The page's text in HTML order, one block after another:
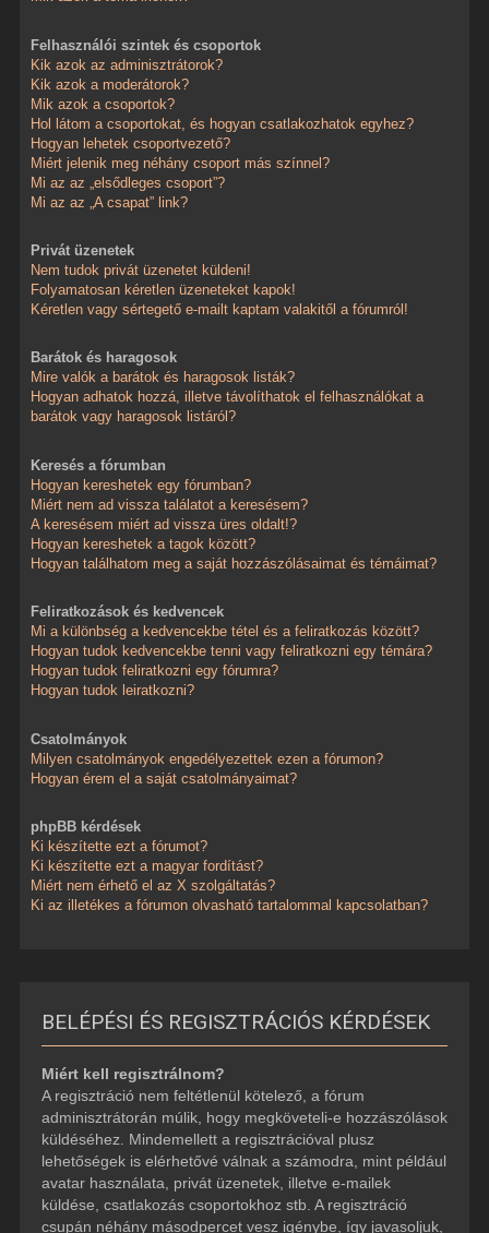
Felhasználói szintek és csoportok
Kik azok az adminisztrátorok?
Kik azok a moderátorok?
Mik azok a csoportok?
Hol látom a csoportokat, és hogyan csatlakozhatok egyhez?
Hogyan lehetek csoportvezető?
Miért jelenik meg néhány csoport más színnel?
Mi az az „elsődleges csoport”?
Mi az az „A csapat” link?
Privát üzenetek
Nem tudok privát üzenetet küldeni!
Folyamatosan kéretlen üzeneteket kapok!
Kéretlen vagy sértegető e-mailt kaptam valakitől a fórumról!
Barátok és haragosok
Mire valók a barátok és haragosok listák?
Hogyan adhatok hozzá, illetve távolíthatok el felhasználókat a
barátok vagy haragosok listáról?
Keresés a fórumban
Hogyan kereshetek egy fórumban?
Miért nem ad vissza találatot a keresésem?
A keresésem miért ad vissza üres oldalt!?
Hogyan kereshetek a tagok között?
Hogyan találhatom meg a saját hozzászólásaimat és témáimat?
Feliratkozások és kedvencek
Mi a különbség a kedvencekbe tétel és a feliratkozás között?
Hogyan tudok kedvencekbe tenni vagy feliratkozni egy témára?
Hogyan tudok feliratkozni egy fórumra?
Hogyan tudok leiratkozni?
Csatolmányok
Milyen csatolmányok engedélyezettek ezen a fórumon?
Hogyan érem el a saját csatolmányaimat?
phpBB kérdések
Ki készítette ezt a fórumot?
Ki készítette ezt a magyar fordítást?
Miért nem érhető el az X szolgáltatás?
Ki az illetékes a fórumon olvasható tartalommal kapcsolatban?
BELÉPÉSI ÉS REGISZTRÁCIÓS KÉRDÉSEK
Miért kell regisztrálnom?
A regisztráció nem feltétlenül kötelező, a fórum
adminisztrátorán múlik, hogy megköveteli-e hozzászólások
küldéséhez. Mindemellett a regisztrációval plusz
lehetőségek is elérhetővé válnak a számodra, mint például
avatar használata, privát üzenetek, illetve e-mailek
küldése, csatlakozás csoportokhoz stb. A regisztráció
csupán néhány másodpercet vesz igénybe, így javasoljuk,